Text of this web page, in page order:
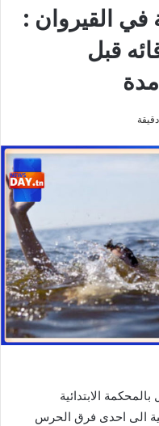
في القيروان :
قبل
الابتدائية
الى احدى فرق الحرس